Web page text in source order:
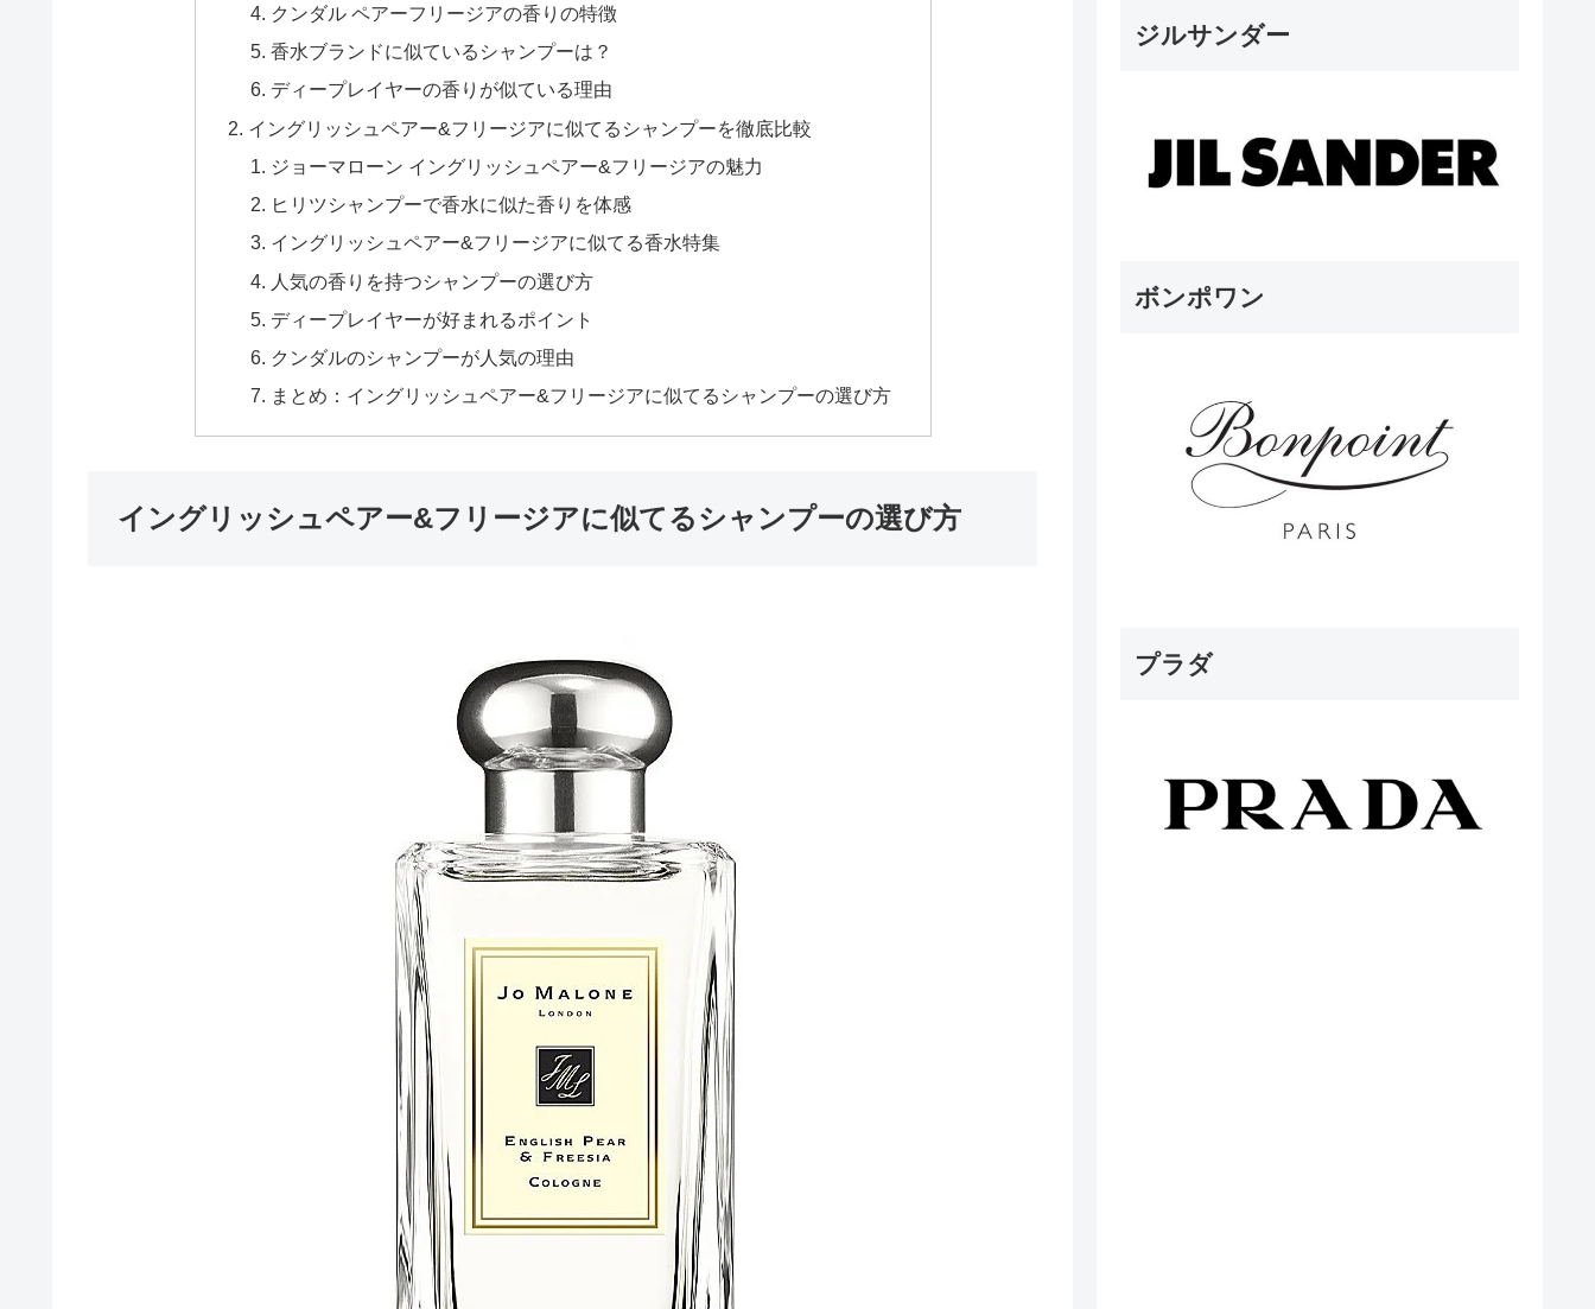
クンダル ペアーフリージアの香りの特徴
香水ブランドに似ているシャンプーは？
ディープレイヤーの香りが似ている理由
イングリッシュペアー&フリージアに似てるシャンプーを徹底比較
ジョーマローン イングリッシュペアー&フリージアの魅力
ヒリツシャンプーで香水に似た香りを体感
イングリッシュペアー&フリージアに似てる香水特集
人気の香りを持つシャンプーの選び方
ディープレイヤーが好まれるポイント
クンダルのシャンプーが人気の理由
まとめ：イングリッシュペアー&フリージアに似てるシャンプーの選び方
イングリッシュペアー&フリージアに似てるシャンプーの選び方
ジルサンダー
ボンポワン
プラダ